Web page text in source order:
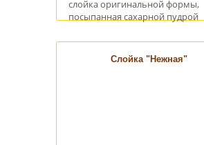
слойка оригинальной формы,
посыпанная сахарной пудрой
Слойка "Нежная"